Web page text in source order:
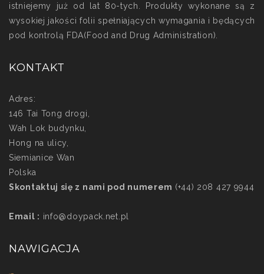
istniejemy już od lat 80-tych. Produkty wykonane są z
wysokiej jakości folii spełniających wymagania i będących
pod kontrolą FDA(Food and Drug Administration).
KONTAKT
Adres:
146 Tai Tong drogi,
Wah Lok budynku,
Hong na ulicy,
Siemianice Wan
Polska
Skontaktuj się z nami pod numerem (+44) 208 427 9944
Email : info@doypack.net.pl
NAWIGACJA